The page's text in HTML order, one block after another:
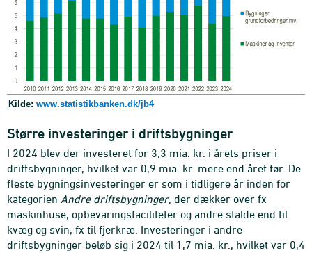
Kilde: www.statistikbanken.dk/jb4
Større investeringer i driftsbygninger
I 2024 blev der investeret for 3,3 mia. kr. i årets priser i
driftsbygninger, hvilket var 0,9 mia. kr. mere end året før. De
fleste bygningsinvesteringer er som i tidligere år inden for
kategorien Andre driftsbygninger, der dækker over fx
maskinhuse, opbevaringsfaciliteter og andre stalde end til
kvæg og svin, fx til fjerkræ. Investeringer i andre
driftsbygninger beløb sig i 2024 til 1,7 mia. kr., hvilket var 0,4